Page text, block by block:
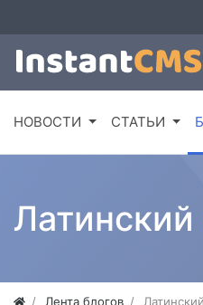
НОВОСТИ СТАТЬИ
Лента блогов